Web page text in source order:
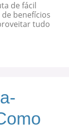
de fácil
benefícios
tudo